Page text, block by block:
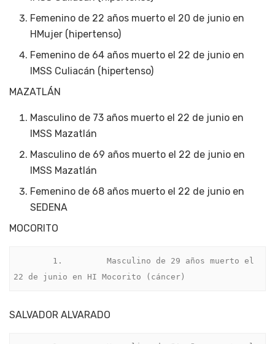
Femenino de 22 años muerto el 20 de junio en
HMujer (hipertenso)
Femenino de 64 años muerto el 22 de junio en
IMSS Culiacán (hipertenso)
MAZATLÁN
Masculino de 73 años muerto el 22 de junio en
IMSS Mazatlán
Masculino de 69 años muerto el 22 de junio en
IMSS Mazatlán
Femenino de 68 años muerto el 22 de junio en
SEDENA
MOCORITO
22 de junio en HI Mocorito (cáncer)
SALVADOR ALVARADO